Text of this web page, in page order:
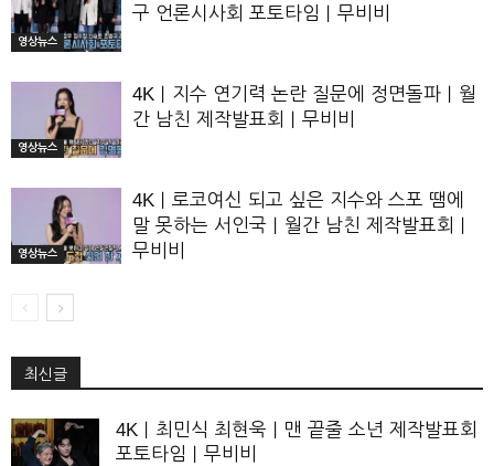
영상뉴스
구 언론시사회 포토타임｜무비비
영상뉴스
4K｜지수 연기력 논란 질문에 정면돌파｜월
간 남친 제작발표회｜무비비
영상뉴스
4K｜로코여신 되고 싶은 지수와 스포 땜에
말 못하는 서인국｜월간 남친 제작발표회｜
무비비
최신글
4K｜최민식 최현욱｜맨 끝줄 소년 제작발표회
포토타임｜무비비